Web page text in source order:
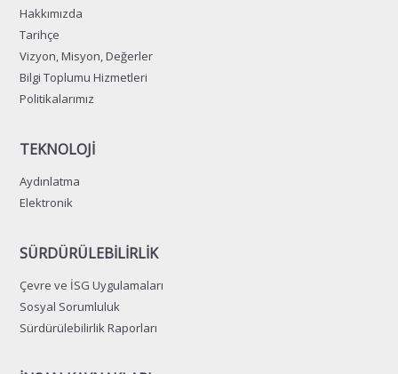
Hakkımızda
Tarihçe
Vizyon, Misyon, Değerler
Bilgi Toplumu Hizmetleri
Politikalarımız
TEKNOLOJİ
Aydınlatma
Elektronik
SÜRDÜRÜLEBİLİRLİK
Çevre ve İSG Uygulamaları
Sosyal Sorumluluk
Sürdürülebilirlik Raporları